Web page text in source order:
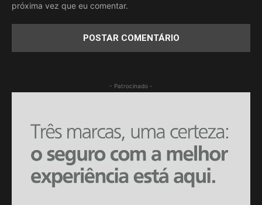
próxima vez que eu comentar.
- Patrocinado -